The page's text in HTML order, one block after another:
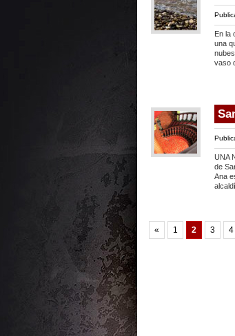
En la
una
vaso
UNA
de
Ana
« 1 2 3 4